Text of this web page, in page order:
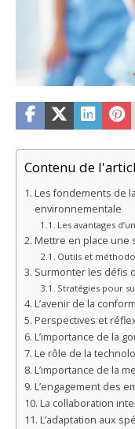
Contenu de
Les fondements de
environnementale
Les avantages
Mettre en place une
Outils et
Surmonter les défis
Stratégies pour
L’avenir de la
Perspectives et
L’importance de la
Le rôle de la
L’importance de la
L’engagement des
La collaboration
L’adaptation aux